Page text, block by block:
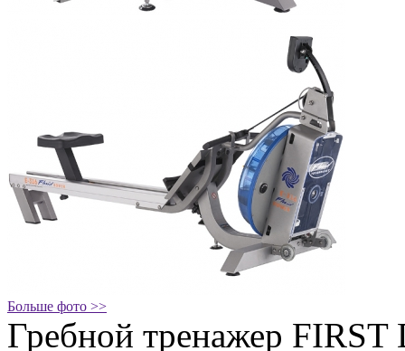
Больше фото >>
Гребной тренажер